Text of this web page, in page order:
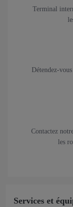
Terminal
Détendez-
Contactez
les
Services et